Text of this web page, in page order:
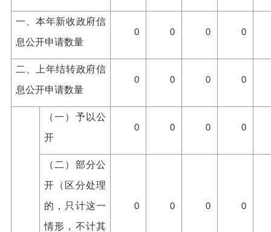
一、本年新收政府信
息公开申请数量
0 0 0 0
二、上年结转政府信
息公开申请数量
0 0 0 0
（一）予以公
开
0 0 0 0
（二）部分公
开（区分处理
的，只计这一
情形，不计其
0 0 0 0